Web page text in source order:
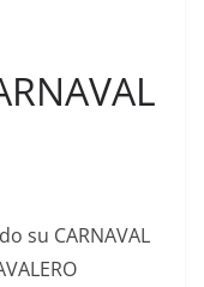
su CARNAVAL